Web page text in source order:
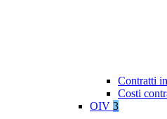
Contratti
Costi
OIV 3